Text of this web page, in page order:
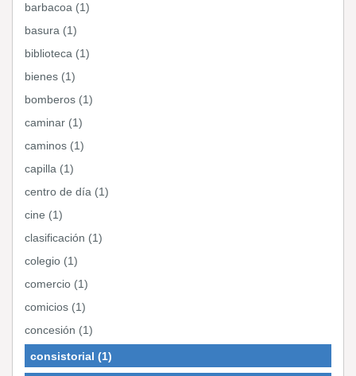
barbacoa (1)
basura (1)
biblioteca (1)
bienes (1)
bomberos (1)
caminar (1)
caminos (1)
capilla (1)
centro de día (1)
cine (1)
clasificación (1)
colegio (1)
comercio (1)
comicios (1)
concesión (1)
consistorial (1)